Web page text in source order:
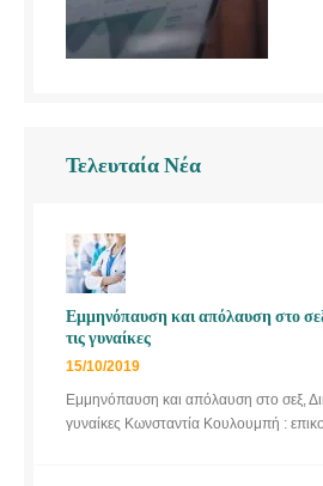
Τελευταία Νέα
Εμμηνόπαυση και απόλαυση στο
τις γυναίκες
15/10/2019
Εμμηνόπαυση και απόλαυση στο σεξ,
γυναίκες Κωνσταντία Κουλουμπή :